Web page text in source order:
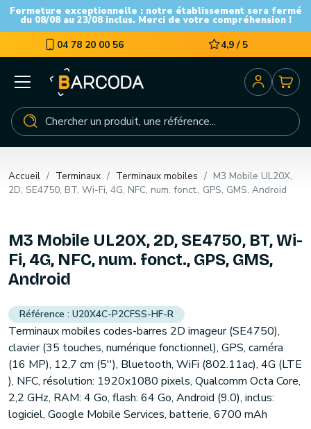
Fermeture exceptionnelle : notre établissement sera fermé
du 08/08 au 23/08 inclus. Merci de votre compréhension !
04 78 20 00 56 4,9 / 5
Accueil Terminaux Terminaux mobiles
M3 Mobile UL20X,
2D, SE4750, BT, Wi-Fi, 4G, NFC, num. fonct., GPS, GMS, Android
M3 Mobile UL20X, 2D, SE4750, BT, Wi-
Fi, 4G, NFC, num. fonct., GPS, GMS,
Android
U20X4C-P2CFSS-HF-R
Terminaux mobiles codes-barres 2D imageur (SE4750),
clavier (35 touches, numérique fonctionnel), GPS, caméra
(16 MP), 12,7 cm (5''), Bluetooth, WiFi (802.11ac), 4G (LTE
), NFC, résolution: 1920x1080 pixels, Qualcomm Octa Core,
2,2 GHz, RAM: 4 Go, flash: 64 Go, Android (9.0), inclus:
logiciel, Google Mobile Services, batterie, 6700 mAh